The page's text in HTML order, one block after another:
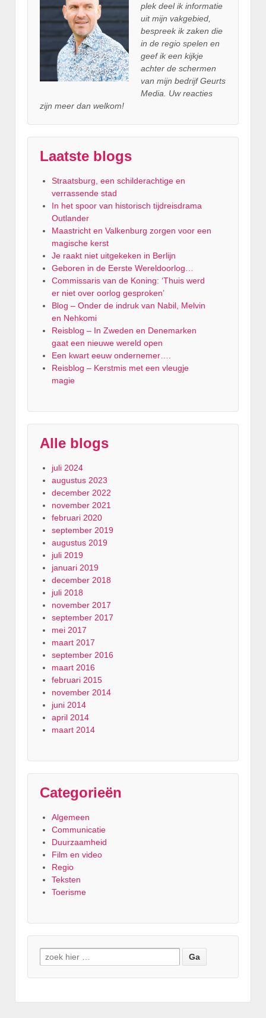
plek deel ik informatie
uit mijn vakgebied,
bespreek ik zaken die
in de regio spelen en
geef ik een kijkje
achter de schermen
van mijn bedrijf Geurts
Media. Uw reacties
zijn meer dan welkom!
Laatste blogs
Straatsburg, een schilderachtige en
verrassende stad
In het spoor van historisch tijdreisdrama
Outlander
Maastricht en Valkenburg zorgen voor een
magische kerst
Je raakt niet uitgekeken in Berlijn
Geboren in de Eerste Wereldoorlog…
Commissaris van de Koning: ‘Thuis werd
er niet over oorlog gesproken’
Blog – Onder de indruk van Nabil, Melvin
en Nehkomi
Reisblog – In Zweden en Denemarken
gaat een nieuwe wereld open
Een kwart eeuw ondernemer….
Reisblog – Kerstmis met een vleugje
magie
Alle blogs
juli 2024
augustus 2023
december 2022
november 2021
februari 2020
september 2019
augustus 2019
juli 2019
januari 2019
december 2018
juli 2018
november 2017
september 2017
mei 2017
maart 2017
september 2016
maart 2016
februari 2015
november 2014
juni 2014
april 2014
maart 2014
Categorieën
Algemeen
Communicatie
Duurzaamheid
Film en video
Regio
Teksten
Toerisme
Zoeken naar: